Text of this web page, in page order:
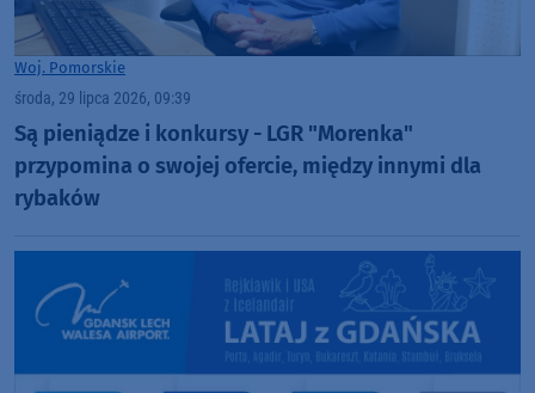
Woj. Pomorskie
środa, 29 lipca 2026, 09:39
Są pieniądze i konkursy - LGR "Morenka"
przypomina o swojej ofercie, między innymi dla
rybaków